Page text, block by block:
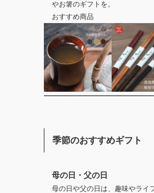
やお箸のギフトを。
おすすめ商品
季節のおすすめギフト
母の日・父の日
母の日や父の日は、趣味やライ